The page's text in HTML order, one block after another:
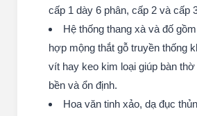
cấp 1 dày 6 phân, cấp 2 và cấp
Hệ thống thang xà và đố
hợp mộng thắt gỗ truyền thống
vít hay keo kim loại giúp bàn
bền và ổn định.
Hoa văn tinh xảo, dạ đục